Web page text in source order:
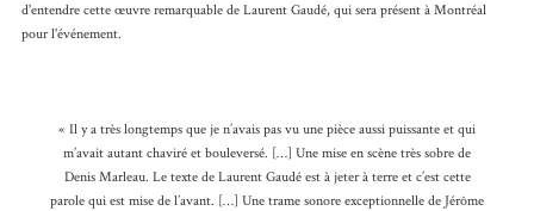
d'entendre cette œuvre remarquable de Laurent Gaudé, qui sera présent à Montréal
pour l'événement.
« Il y a très longtemps que je n’avais pas vu une pièce aussi puissante et qui
m’avait autant chaviré et bouleversé. […] Une mise en scène très sobre de
Denis Marleau. Le texte de Laurent Gaudé est à jeter à terre et c’est cette
parole qui est mise de l’avant. […] Une trame sonore exceptionnelle de Jérôme